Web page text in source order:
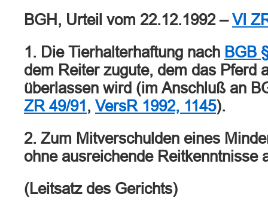
BGH, Urteil vom 22.12.1992 –VI
1. Die Tierhalterhaftung nach BGB
dem Reiter zugute, dem das Pferd
überlassen wird (im Anschluß an
ZR 49/91 , VersR 1992, 1145).
2. Zum Mitverschulden eines
ohne ausreichende Reitkenntnisse
(Leitsatz des Gerichts)